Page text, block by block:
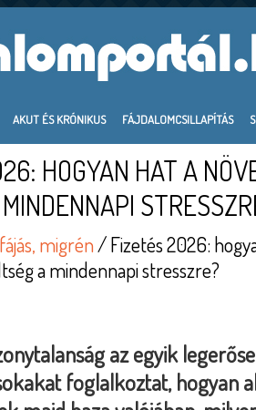
AKUT ÉS KRÓNIKUS FÁJDALOMCSILLAPÍTÁS
HOGYAN HAT A
migrén/ Fizetés 2026:
a mindennapi stresszre?
az egyik
foglalkoztat, hogyan